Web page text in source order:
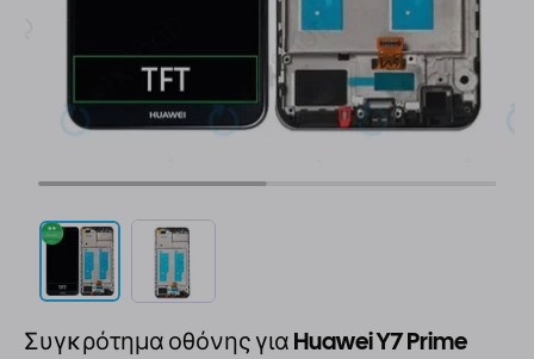
Συγκρότημα οθόνης για Huawei Y7 Prime